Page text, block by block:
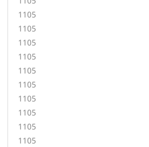
1105
1105
1105
1105
1105
1105
1105
1105
1105
1105